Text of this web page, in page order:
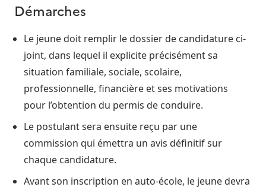
Démarches
Le jeune doit remplir le dossier de candidature ci-
joint, dans lequel il explicite précisément sa
situation familiale, sociale, scolaire,
professionnelle, financière et ses motivations
pour l’obtention du permis de conduire.
Le postulant sera ensuite reçu par une
commission qui émettra un avis définitif sur
chaque candidature.
Avant son inscription en auto-école, le jeune devra